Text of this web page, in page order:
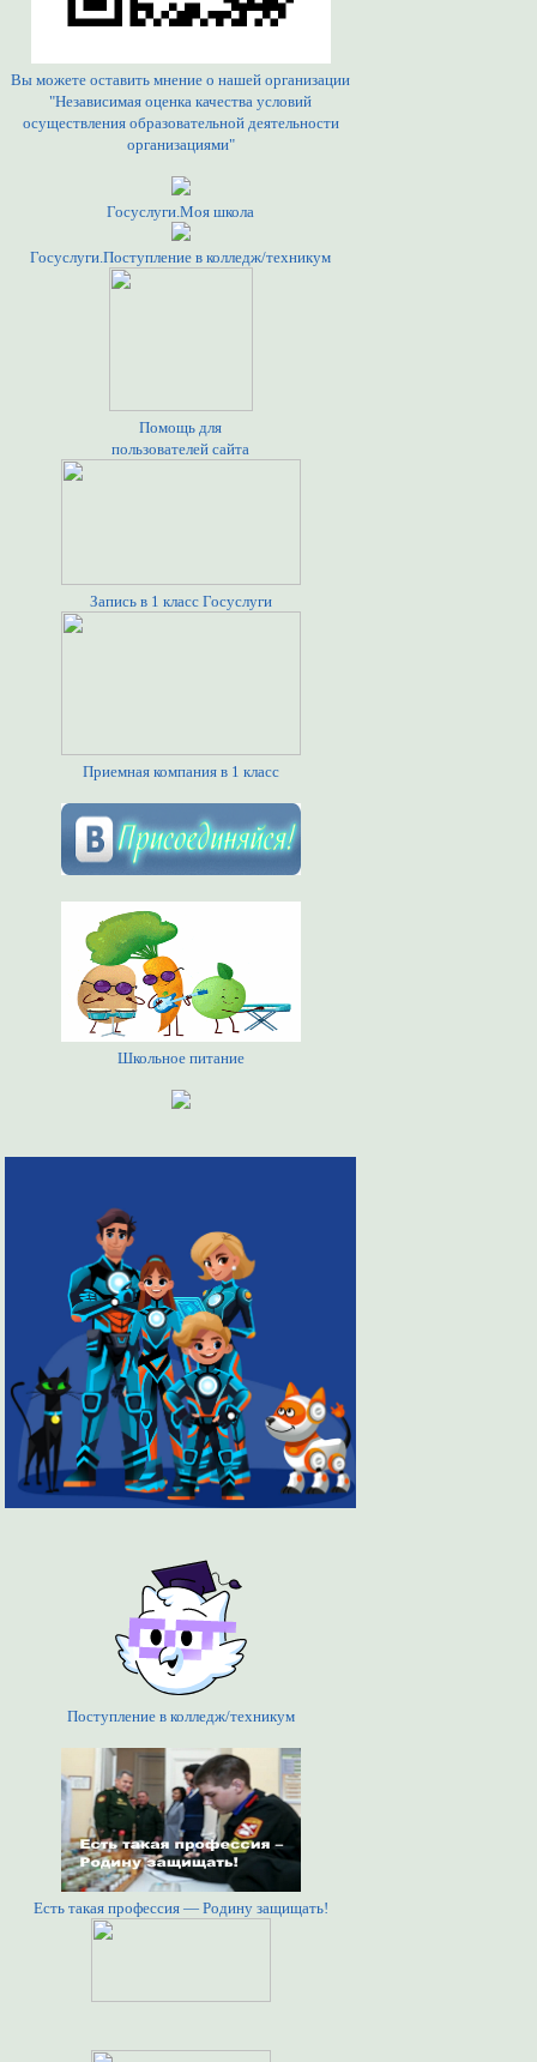
Вы можете оставить мнение о нашей организации
"Независимая оценка качества условий
осуществления образовательной деятельности
организациями"
Госуслуги.Моя школа
Госуслуги.Поступление в колледж/техникум
Помощь для
пользователей сайта
Запись в 1 класс Госуслуги
Приемная компания в 1 класс
Школьное питание
Поступление в колледж/техникум
Есть такая профессия — Родину защищать!